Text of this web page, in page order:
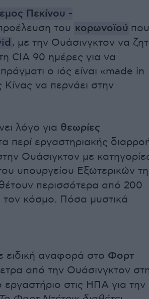
Πεκίνου -
του κορωνοϊού που
, με την Ουάσινγκτον να
CIA 90 ημέρες για να
ο ιός είναι «made in
να περνάει στην
λόγο για θεωρίες
περί εργαστηριακής
Ουάσιγκτον με
υπουργείου Εξωτερικών
περισσότερα από 200
τον κόσμο. Πόσα μυστικά
ειδική αναφορά στο Φορτ
από την Ουάσινγκτον
στις ΗΠΑ για την